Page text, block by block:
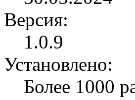
Версия:
1.0.9
Установлено:
Более 1000